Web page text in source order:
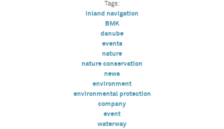
Tags:
inland navigation
BMK
danube
events
nature
nature conservation
news
environment
environmental protection
company
event
waterway